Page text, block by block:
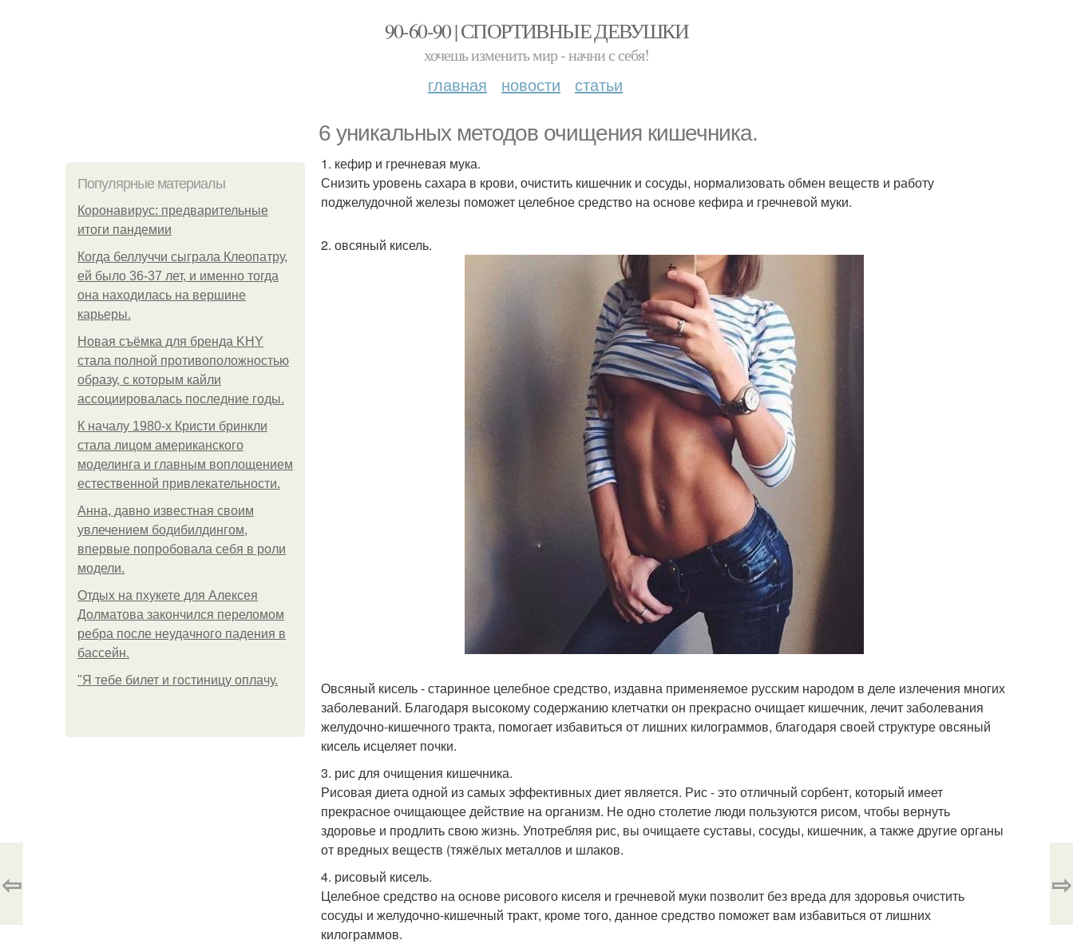
90-60-90 | СПОРТИВНЫЕ ДЕВУШКИ
хочешь изменить мир - начни с себя!
главная новости статьи
6 уникальных методов очищения кишечника.
Популярные материалы
Коронавирус: предварительные
итоги пандемии
Когда беллуччи сыграла Клеопатру,
ей было 36-37 лет, и именно тогда
она находилась на вершине
карьеры.
Новая съёмка для бренда KHY
стала полной противоположностью
образу, с которым кайли
ассоциировалась последние годы.
К началу 1980-х Кристи бринкли
стала лицом американского
моделинга и главным воплощением
естественной привлекательности.
Анна, давно известная своим
увлечением бодибилдингом,
впервые попробовала себя в роли
модели.
Отдых на пхукете для Алексея
Долматова закончился переломом
ребра после неудачного падения в
бассейн.
"Я тебе билет и гостиницу оплачу.
1. кефир и гречневая мука.
Снизить уровень сахара в крови, очистить кишечник и сосуды, нормализовать обмен веществ и работу
поджелудочной железы поможет целебное средство на основе кефира и гречневой муки.
2. овсяный кисель.
Овсяный кисель - старинное целебное средство, издавна применяемое русским народом в деле излечения многих
заболеваний. Благодаря высокому содержанию клетчатки он прекрасно очищает кишечник, лечит заболевания
желудочно-кишечного тракта, помогает избавиться от лишних килограммов, благодаря своей структуре овсяный
кисель исцеляет почки.
3. рис для очищения кишечника.
Рисовая диета одной из самых эффективных диет является. Рис - это отличный сорбент, который имеет
прекрасное очищающее действие на организм. Не одно столетие люди пользуются рисом, чтобы вернуть
здоровье и продлить свою жизнь. Употребляя рис, вы очищаете суставы, сосуды, кишечник, а также другие органы
от вредных веществ (тяжёлых металлов и шлаков.
4. рисовый кисель.
Целебное средство на основе рисового киселя и гречневой муки позволит без вреда для здоровья очистить
сосуды и желудочно-кишечный тракт, кроме того, данное средство поможет вам избавиться от лишних
килограммов.
⇦ ⇨